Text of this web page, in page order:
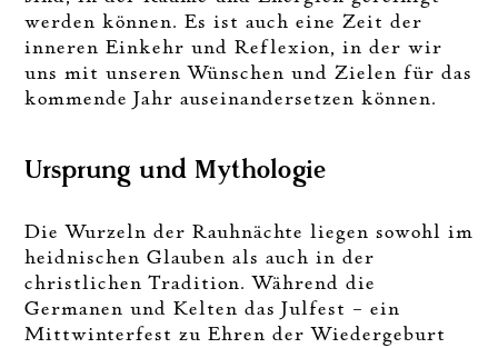
werden können. Es ist auch eine Zeit der
inneren Einkehr und Reflexion, in der wir
uns mit unseren Wünschen und Zielen für das
kommende Jahr auseinandersetzen können.
Ursprung und Mythologie
Die Wurzeln der Rauhnächte liegen sowohl im
heidnischen Glauben als auch in der
christlichen Tradition. Während die
Germanen und Kelten das Julfest – ein
Mittwinterfest zu Ehren der Wiedergeburt